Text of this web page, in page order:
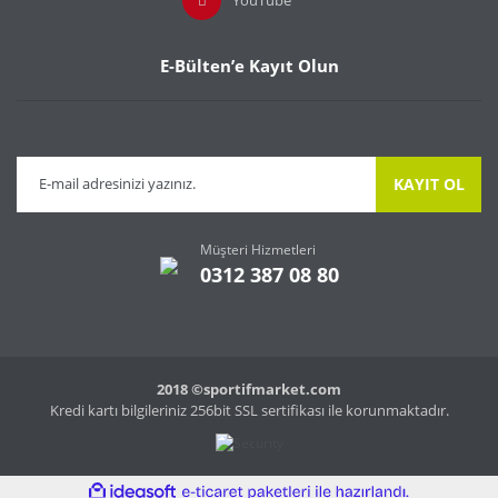
E-Bülten’e Kayıt Olun
KAYIT OL
Müşteri Hizmetleri
0312 387 08 80
2018 ©sportifmarket.com
Kredi kartı bilgileriniz 256bit SSL sertifikası ile korunmaktadır.
ideasoft e-